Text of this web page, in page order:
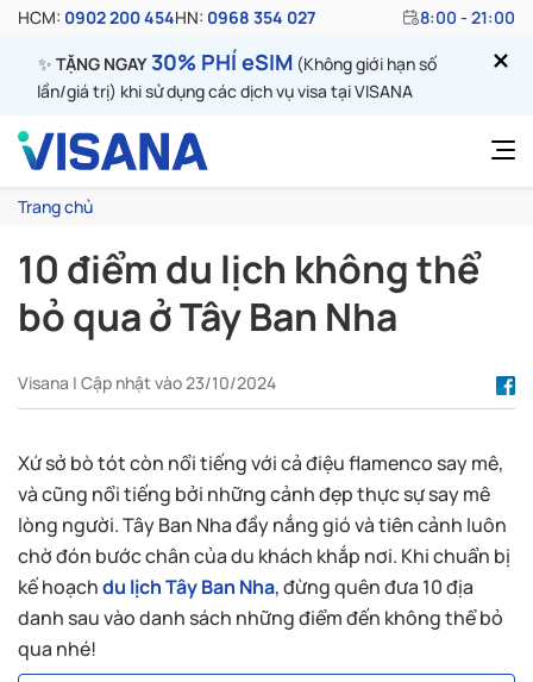
HCM: 0902 200 454HN: 0968 354 027 8:00 - 21:00
✨ TẶNG NGAY30% PHÍ eSIM (Không giới hạn số
lần/giá trị) khi sử dụng các dịch vụ visa tại VISANA
Trang chủ
10 điểm du lịch không thể
bỏ qua ở Tây Ban Nha
Visana | Cập nhật vào 23/10/2024
Xứ sở bò tót còn nổi tiếng với cả điệu flamenco say mê,
và cũng nổi tiếng bởi những cảnh đẹp thực sự say mê
lòng người. Tây Ban Nha đầy nắng gió và tiên cảnh luôn
chờ đón bước chân của du khách khắp nơi. Khi chuẩn bị
kế hoạchdu lịch Tây Ban Nha, đừng quên đưa 10 địa
danh sau vào danh sách những điểm đến không thể bỏ
qua nhé!